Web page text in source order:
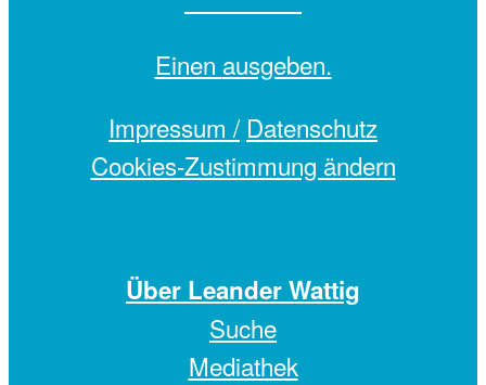
Einen ausgeben.
Impressum / Datenschutz
Cookies-Zustimmung ändern
Über Leander Wattig
Suche
Mediathek